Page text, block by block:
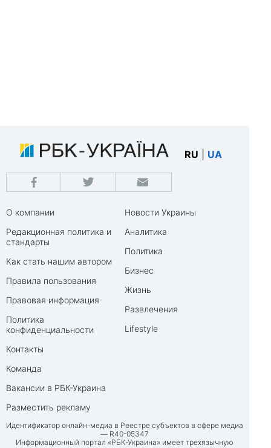
RU UA
О компании
Редакционная политика и
стандарты
Как стать нашим автором
Правила пользования
Правовая информация
Политика
конфиденциальности
Контакты
Команда
Вакансии в РБК-Украина
Разместить рекламу
Новости Украины
Аналитика
Политика
Бизнес
Жизнь
Развлечения
Lifestyle
Идентификатор онлайн-медиа в Реестре субъектов в сфере медиа
— R40-05347
Информационный портал «РБК-Украина» имеет трехязычную